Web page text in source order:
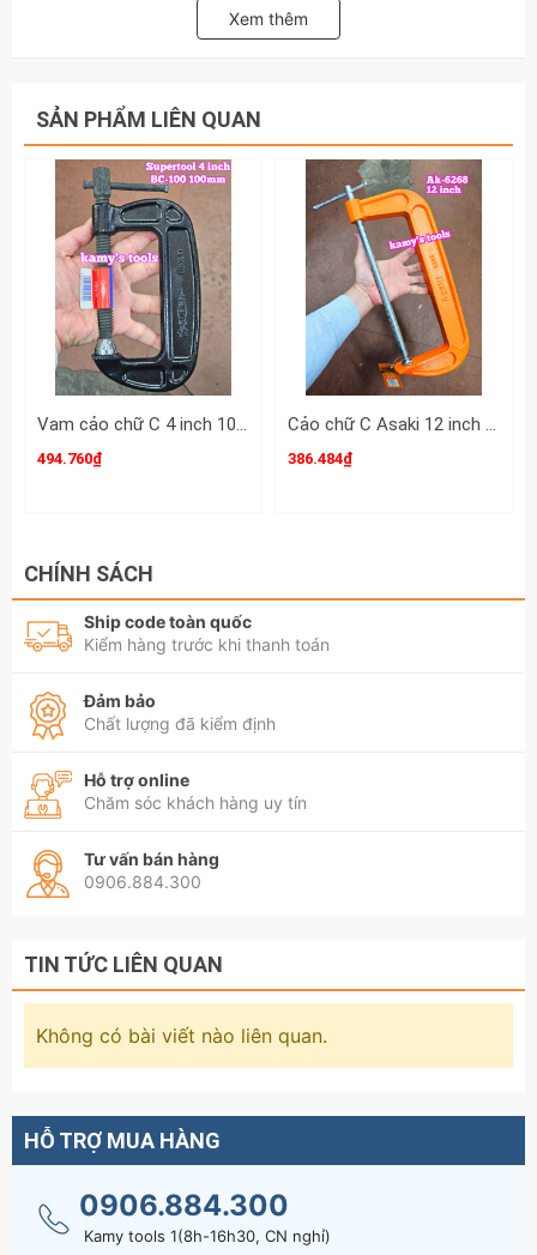
Xem thêm
SẢN PHẨM LIÊN QUAN
Vam cảo chữ C 4 inch 100mm BC-100 BC100 họng 50mm Supertool
494.760₫
Cảo chữ C Asaki 12 inch 300mm Asaki AK-6268
386.484₫
CHÍNH SÁCH
Ship code toàn quốc
Kiểm hàng trước khi thanh toán
Đảm bảo
Chất lượng đã kiểm định
Hỗ trợ online
Chăm sóc khách hàng uy tín
Tư vấn bán hàng
0906.884.300
TIN TỨC LIÊN QUAN
Không có bài viết nào liên quan.
HỖ TRỢ MUA HÀNG
0906.884.300
Kamy tools 1(8h-16h30, CN nghỉ)